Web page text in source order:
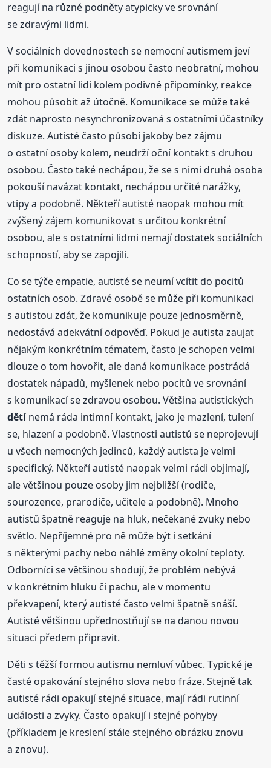
reagují na různé podněty atypicky ve srovnání
se zdravými lidmi.
V sociálních dovednostech se nemocní autismem jeví
při komunikaci s jinou osobou často neobratní, mohou
mít pro ostatní lidi kolem podivné připomínky, reakce
mohou působit až útočně. Komunikace se může také
zdát naprosto nesynchronizovaná s ostatními účastníky
diskuze. Autisté často působí jakoby bez zájmu
o ostatní osoby kolem, neudrží oční kontakt s druhou
osobou. Často také nechápou, že se s nimi druhá osoba
pokouší navázat kontakt, nechápou určité narážky,
vtipy a podobně. Někteří autisté naopak mohou mít
zvýšený zájem komunikovat s určitou konkrétní
osobou, ale s ostatními lidmi nemají dostatek sociálních
schopností, aby se zapojili.
Co se týče empatie, autisté se neumí vcítit do pocitů
ostatních osob. Zdravé osobě se může při komunikaci
s autistou zdát, že komunikuje pouze jednosměrně,
nedostává adekvátní odpověď. Pokud je autista zaujat
nějakým konkrétním tématem, často je schopen velmi
dlouze o tom hovořit, ale daná komunikace postrádá
dostatek nápadů, myšlenek nebo pocitů ve srovnání
s komunikací se zdravou osobou. Většina autistických
dětínemá ráda intimní kontakt, jako je mazlení, tulení
se, hlazení a podobně. Vlastnosti autistů se neprojevují
u všech nemocných jedinců, každý autista je velmi
specifický. Někteří autisté naopak velmi rádi objímají,
ale většinou pouze osoby jim nejbližší (rodiče,
sourozence, prarodiče, učitele a podobně). Mnoho
autistů špatně reaguje na hluk, nečekané zvuky nebo
světlo. Nepříjemné pro ně může být i setkání
s některými pachy nebo náhlé změny okolní teploty.
Odborníci se většinou shodují, že problém nebývá
v konkrétním hluku či pachu, ale v momentu
překvapení, který autisté často velmi špatně snáší.
Autisté většinou upřednostňují se na danou novou
situaci předem připravit.
Děti s těžší formou autismu nemluví vůbec. Typické je
časté opakování stejného slova nebo fráze. Stejně tak
autisté rádi opakují stejné situace, mají rádi rutinní
události a zvyky. Často opakují i stejné pohyby
(příkladem je kreslení stále stejného obrázku znovu
a znovu).